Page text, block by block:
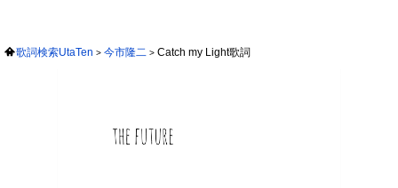
歌詞検索UtaTen 今市隆二 Catch my Light歌詞